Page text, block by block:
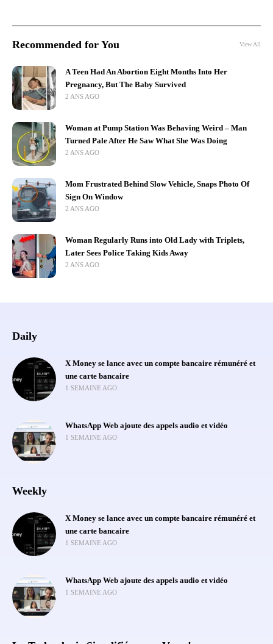
Recommended for You View All
A Teen Had An Abortion Eight Months Into Her
Pregnancy, But The Baby Survived
2 ANS AGO
Woman at Pump Station Was Behaving Weird – Man
Turned Pale After He Saw What She Was Doing
2 ANS AGO
Mom Frustrated Behind Slow Vehicle, Snaps Photo Of
Sign On Window
2 ANS AGO
Woman Regularly Runs into Old Lady with Triplets,
Later Sees Police Taking Kids Away
2 ANS AGO
Daily
X Money se lance avec un compte bancaire rémunéré et
une carte bancaire
1 SEMAINE AGO
WhatsApp Web ajoute des appels audio et vidéo
1 SEMAINE AGO
Weekly
X Money se lance avec un compte bancaire rémunéré et
une carte bancaire
1 SEMAINE AGO
WhatsApp Web ajoute des appels audio et vidéo
1 SEMAINE AGO